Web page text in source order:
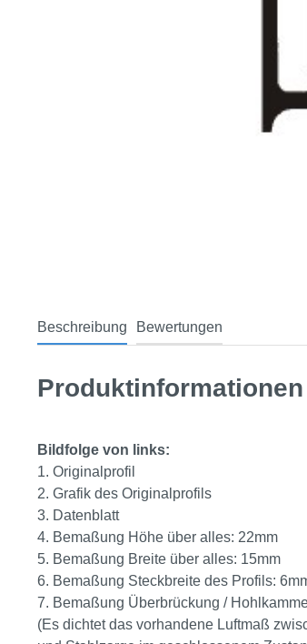
Beschreibung Bewertungen
Bildfolge von links:
1. Originalprofil
2. Grafik des Originalprofils
3. Datenblatt
4. Bemaßung Höhe über alles: 22mm
5. Bemaßung Breite über alles: 15mm
6. Bemaßung Steckbreite des Profils:
7. Bemaßung Überbrückung /
(Es dichtet das vorhandene Luftmaß